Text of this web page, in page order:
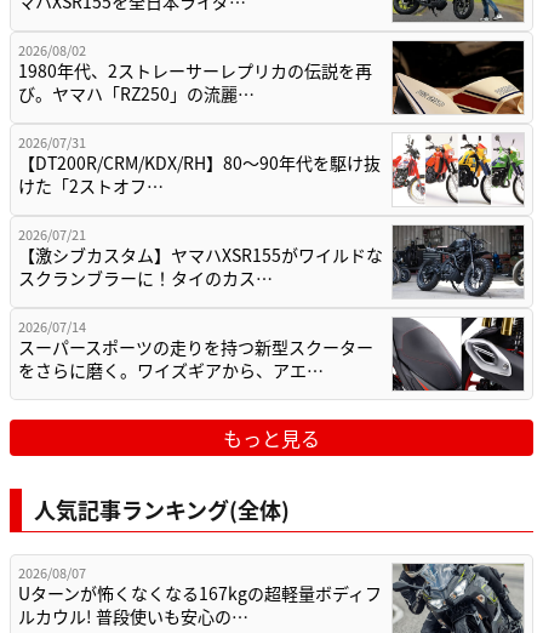
2026/08/02
1980年代、2ストレーサーレプリカの伝説を再
び。ヤマハ「RZ250」の流麗…
2026/07/31
【DT200R/CRM/KDX/RH】80〜90年代を駆け抜
けた「2ストオフ…
2026/07/21
【激シブカスタム】ヤマハXSR155がワイルドな
スクランブラーに！タイのカス…
2026/07/14
スーパースポーツの走りを持つ新型スクーター
をさらに磨く。ワイズギアから、アエ…
もっと見る
人気記事ランキング(全体)
2026/08/07
Uターンが怖くなくなる167kgの超軽量ボディフ
ルカウル! 普段使いも安心の…